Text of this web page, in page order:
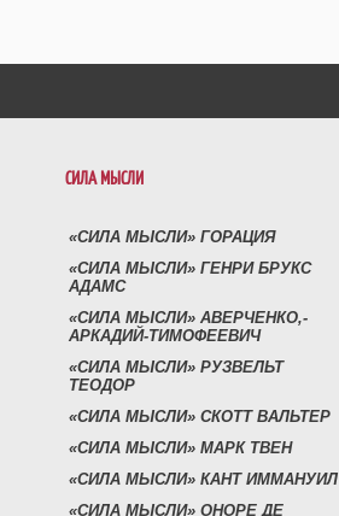
СИЛА МЫСЛИ
«СИЛА МЫСЛИ» ГОРАЦИЯ
«СИЛА МЫСЛИ» ГЕНРИ БРУКС
АДАМС
«СИЛА МЫСЛИ» АВЕРЧЕНКО,-
АРКАДИЙ-ТИМОФЕЕВИЧ
«СИЛА МЫСЛИ» РУЗВЕЛЬТ
ТЕОДОР
«СИЛА МЫСЛИ» СКОТТ ВАЛЬТЕР
«СИЛА МЫСЛИ» МАРК ТВЕН
«СИЛА МЫСЛИ» КАНТ ИММАНУИЛ
«СИЛА МЫСЛИ» ОНОРЕ ДЕ